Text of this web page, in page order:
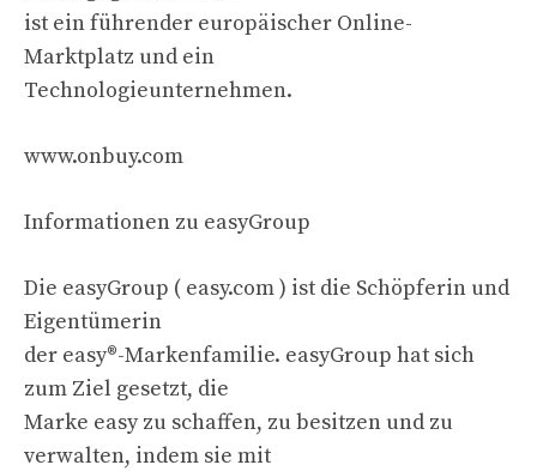
ist ein führender europäischer Online-
Marktplatz und ein
Technologieunternehmen.
www.onbuy.com
Informationen zu easyGroup
Die easyGroup ( easy.com ) ist die Schöpferin und
Eigentümerin
der easy®-Markenfamilie. easyGroup hat sich
zum Ziel gesetzt, die
Marke easy zu schaffen, zu besitzen und zu
verwalten, indem sie mit